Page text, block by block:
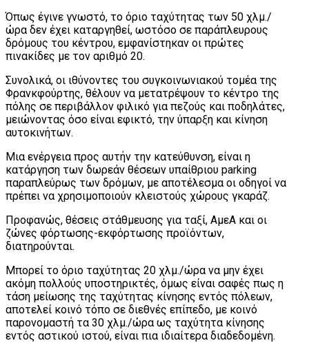
Όπως έγινε γνωστό, το όριο ταχύτητας των 50 χλμ./
ώρα δεν έχει καταργηθεί, ωστόσο σε παράπλευρους
δρόμους του κέντρου, εμφανίστηκαν οι πρώτες
πινακίδες με τον αριθμό 20.
Συνολικά, οι ιθύνοντες του συγκοινωνιακού τομέα της
Φρανκφούρτης, θέλουν να μετατρέψουν το κέντρο της
πόλης σε περιβάλλον φιλικό για πεζούς και ποδηλάτες,
μειώνοντας όσο είναι εφικτό, την ύπαρξη και κίνηση
αυτοκινήτων.
Μια ενέργεια προς αυτήν την κατεύθυνση, είναι η
κατάργηση των δωρεάν θέσεων υπαίθριου parking
παραπλεύρως των δρόμων, με αποτέλεσμα οι οδηγοί να
πρέπει να χρησιμοποιούν κλειστούς χώρους γκαράζ.
Προφανώς, θέσεις στάθμευσης για ταξί, ΑμεΑ και οι
ζώνες φόρτωσης-εκφόρτωσης προϊόντων,
διατηρούνται.
Μπορεί το όριο ταχύτητας 20 χλμ./ώρα να μην έχει
ακόμη πολλούς υποστηρικτές, όμως είναι σαφές πως η
τάση μείωσης της ταχύτητας κίνησης εντός πόλεων,
αποτελεί κοινό τόπο σε διεθνές επίπεδο, με κοινό
παρονομαστή τα 30 χλμ./ώρα ως ταχύτητα κίνησης
εντός αστικού ιστού, είναι πια ιδιαίτερα διαδεδομένη.